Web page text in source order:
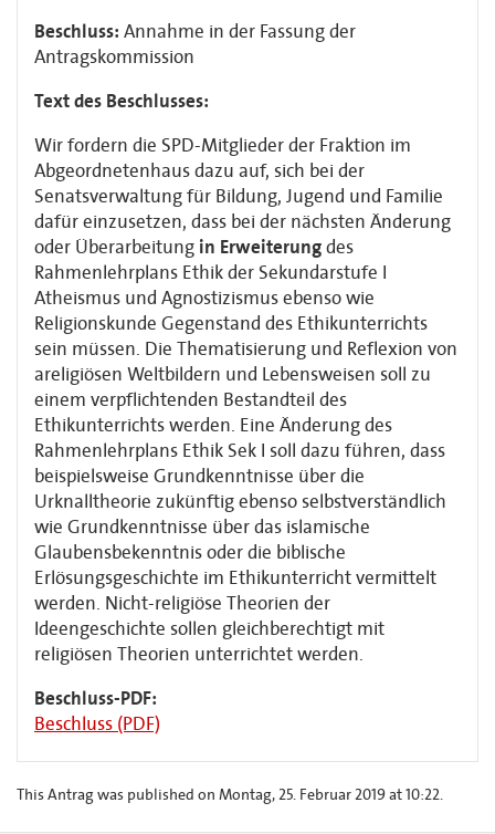
Beschluss: Annahme in der Fassung der
Antragskommission
Text des Beschlusses:
Wir fordern die SPD-Mitglieder der Fraktion im
Abgeordnetenhaus dazu auf, sich bei der
Senatsverwaltung für Bildung, Jugend und Familie
dafür einzusetzen, dass bei der nächsten Änderung
oder Überarbeitung in Erweiterungdes
Rahmenlehrplans Ethik der Sekundarstufe I
Atheismus und Agnostizismus ebenso wie
Religionskunde Gegenstand des Ethikunterrichts
sein müssen. Die Thematisierung und Reflexion von
areligiösen Weltbildern und Lebensweisen soll zu
einem verpflichtenden Bestandteil des
Ethikunterrichts werden. Eine Änderung des
Rahmenlehrplans Ethik Sek I soll dazu führen, dass
beispielsweise Grundkenntnisse über die
Urknalltheorie zukünftig ebenso selbstverständlich
wie Grundkenntnisse über das islamische
Glaubensbekenntnis oder die biblische
Erlösungsgeschichte im Ethikunterricht vermittelt
werden. Nicht-religiöse Theorien der
Ideengeschichte sollen gleichberechtigt mit
religiösen Theorien unterrichtet werden.
Beschluss-PDF:
Beschluss (PDF)
This Antrag was published on Montag, 25. Februar 2019 at 10:22.